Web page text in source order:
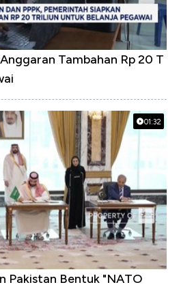
Tambahan Rp 20 T
01:32
Pakistan Bentuk "NATO